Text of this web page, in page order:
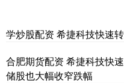
学炒股配资 希捷科技快速
合肥期货配资 希捷科技快
储股也大幅收窄跌幅